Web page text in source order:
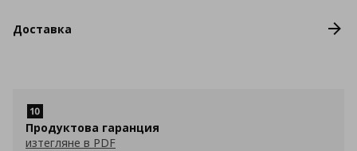
Доставка
Продуктова гаранция
изтегляне в PDF